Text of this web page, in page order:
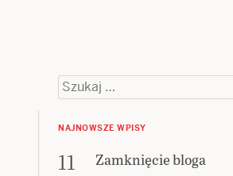
Szukaj:
NAJNOWSZE WPISY
11 Zamknięcie bloga